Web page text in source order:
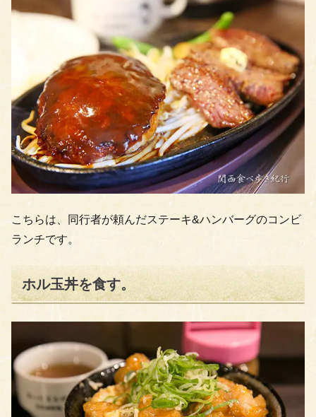
こちらは、同行者が頼んだステーキ&ハンバーグのコンビ
ランチです。
ホル玉丼を食す。